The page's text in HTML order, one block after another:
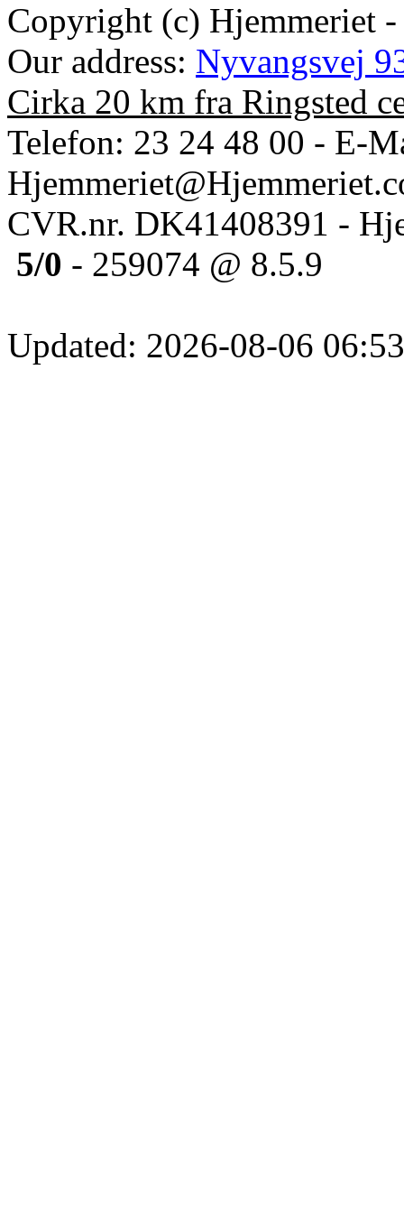
Copyright (c) Hjemmeriet
Our address: Nyvangsvej
Cirka 20 km fra Ringsted
Telefon: 23 24 48 00 - E-
CVR.nr. DK41408391 -
5/0 - 259074 @ 8.5.9
Updated: 2026-08-06